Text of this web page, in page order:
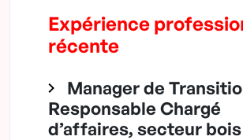
Expérience
récente
Manager de
Responsable Chargé
d’affaires, secteur bois